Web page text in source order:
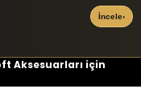
İncele›
Aksesuarları için